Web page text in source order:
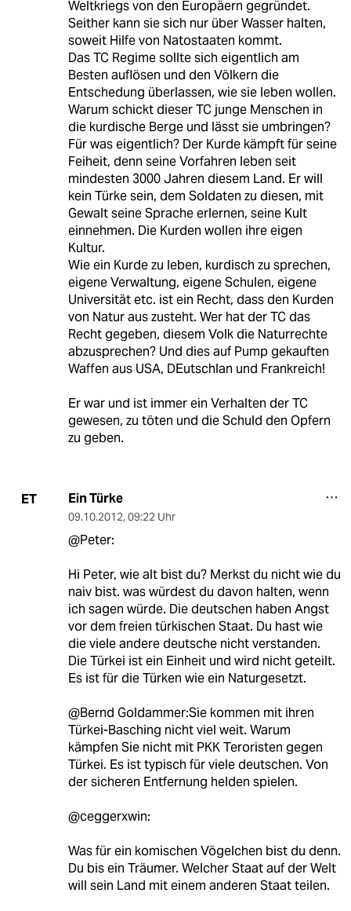
Weltkriegs von den Europäern gegründet.
Seither kann sie sich nur über Wasser halten,
soweit Hilfe von Natostaaten kommt.
Das TC Regime sollte sich eigentlich am
Besten auflösen und den Völkern die
Entschedung überlassen, wie sie leben wollen.
Warum schickt dieser TC junge Menschen in
die kurdische Berge und lässt sie umbringen?
Für was eigentlich? Der Kurde kämpft für seine
Feiheit, denn seine Vorfahren leben seit
mindesten 3000 Jahren diesem Land. Er will
kein Türke sein, dem Soldaten zu diesen, mit
Gewalt seine Sprache erlernen, seine Kult
einnehmen. Die Kurden wollen ihre eigen
Kultur.
Wie ein Kurde zu leben, kurdisch zu sprechen,
eigene Verwaltung, eigene Schulen, eigene
Universität etc. ist ein Recht, dass den Kurden
von Natur aus zusteht. Wer hat der TC das
Recht gegeben, diesem Volk die Naturrechte
abzusprechen? Und dies auf Pump gekauften
Waffen aus USA, DEutschlan und Frankreich!
Er war und ist immer ein Verhalten der TC
gewesen, zu töten und die Schuld den Opfern
zu geben.
ET Ein Türke
09.10.2012, 09:22 Uhr
@Peter:
Hi Peter, wie alt bist du? Merkst du nicht wie du
naiv bist. was würdest du davon halten, wenn
ich sagen würde. Die deutschen haben Angst
vor dem freien türkischen Staat. Du hast wie
die viele andere deutsche nicht verstanden.
Die Türkei ist ein Einheit und wird nicht geteilt.
Es ist für die Türken wie ein Naturgesetzt.
@Bernd Goldammer:Sie kommen mit ihren
Türkei-Basching nicht viel weit. Warum
kämpfen Sie nicht mit PKK Teroristen gegen
Türkei. Es ist typisch für viele deutschen. Von
der sicheren Entfernung helden spielen.
@ceggerxwin:
Was für ein komischen Vögelchen bist du denn.
Du bis ein Träumer. Welcher Staat auf der Welt
will sein Land mit einem anderen Staat teilen.